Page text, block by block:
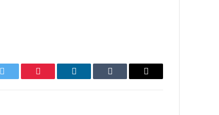
Twitter Pinterest LinkedIn Tumblr Email